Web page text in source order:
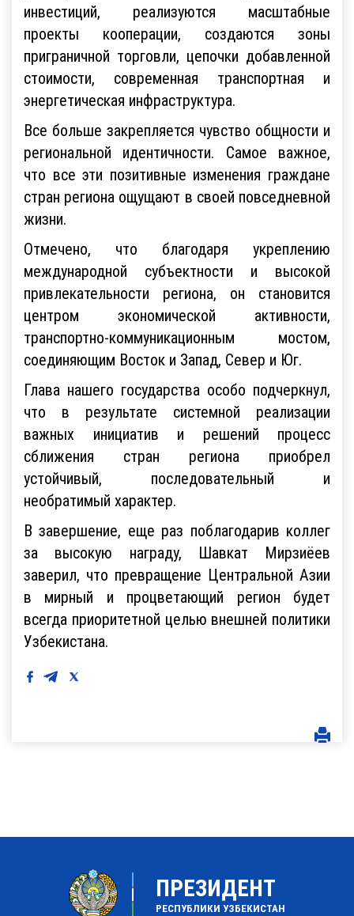
инвестиций, реализуются масштабные
проекты кооперации, создаются зоны
приграничной торговли, цепочки добавленной
стоимости, современная транспортная и
энергетическая инфраструктура.
Все больше закрепляется чувство общности и
региональной идентичности. Самое важное,
что все эти позитивные изменения граждане
стран региона ощущают в своей повседневной
жизни.
Отмечено, что благодаря укреплению
международной субъектности и высокой
привлекательности региона, он становится
центром экономической активности,
транспортно-коммуникационным мостом,
соединяющим Восток и Запад, Север и Юг.
Глава нашего государства особо подчеркнул,
что в результате системной реализации
важных инициатив и решений процесс
сближения стран региона приобрел
устойчивый, последовательный и
необратимый характер.
В завершение, еще раз поблагодарив коллег
за высокую награду, Шавкат Мирзиёев
заверил, что превращение Центральной Азии
в мирный и процветающий регион будет
всегда приоритетной целью внешней политики
Узбекистана.
ПРЕЗИДЕНТ
РЕСПУБЛИКИ УЗБЕКИСТАН